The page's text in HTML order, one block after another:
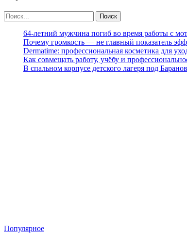
64-летний мужчина погиб во время работы с
Почему громкость — не главный показатель
Dermatime: профессиональная косметика для
Как совмещать работу, учёбу и
В спальном корпусе детского лагеря под
Популярное